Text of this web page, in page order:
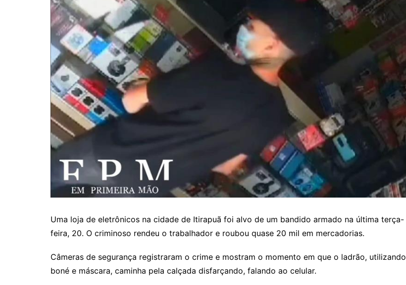
Uma loja de eletrônicos na cidade de Itirapuã foi alvo de um bandido armado na última terça-
feira, 20. O criminoso rendeu o trabalhador e roubou quase 20 mil em mercadorias.
Câmeras de segurança registraram o crime e mostram o momento em que o ladrão, utilizando
boné e máscara, caminha pela calçada disfarçando, falando ao celular.